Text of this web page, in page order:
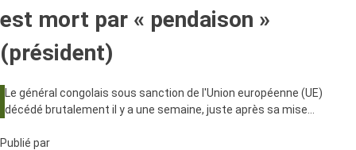
est mort par « pendaison »
(président)
Le général congolais sous sanction de l'Union européenne (UE)
décédé brutalement il y a une semaine, juste après sa mise…
Publié par